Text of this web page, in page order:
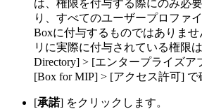
は、権限を付与する際にのみ必
り、すべてのユーザープロファ
Boxに付与するものではありま
リに実際に付与されている権限
Directory] > [エンタープライズア
[Box for MIP] > [アクセス許可] で
[承諾] をクリックします。